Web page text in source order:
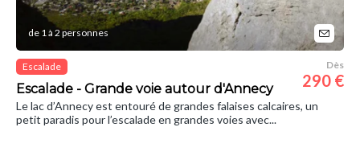
de 1 à 2 personnes
Escalade
Escalade - Grande voie autour d'Annecy
Dès
290 €
Le lac d’Annecy est entouré de grandes falaises calcaires, un
petit paradis pour l’escalade en grandes voies avec...